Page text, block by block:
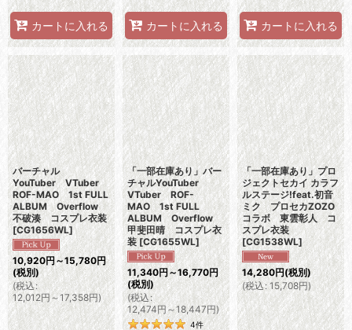
カートに入れる カートに入れる カートに入れる
バーチャル
YouTuber VTuber
ROF-MAO 1st FULL
ALBUM Overflow
不破湊 コスプレ衣装
[CG1656WL]
10,920円 ～15,780円
(税別)
(税込:
12,012円 ～17,358円)
「一部在庫あり」バー
チャルYouTuber
VTuber ROF-
MAO 1st FULL
ALBUM Overflow
甲斐田晴 コスプレ衣
装 [CG1655WL]
11,340円 ～16,770円
(税別)
(税込:
12,474円～18,447円)
4件
「一部在庫あり」プロ
ジェクトセカイ カラフ
ルステージ!feat.初音
ミク プロセカZOZO
コラボ 東雲彰人 コ
スプレ衣装
[CG1538WL]
14,280円(税別)
(税込: 15,708円)